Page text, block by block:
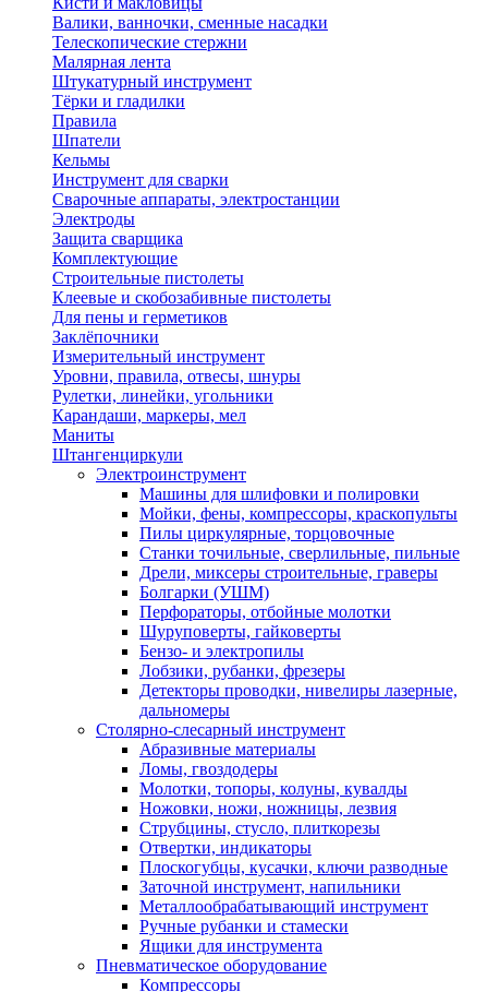
Валики, ванночки, сменные насадки
Телескопические стержни
Малярная лента
Штукатурный инструмент
Тёрки и гладилки
Правила
Шпатели
Кельмы
Инструмент для сварки
Сварочные аппараты, электростанции
Электроды
Защита сварщика
Комплектующие
Строительные пистолеты
Клеевые и скобозабивные пистолеты
Для пены и герметиков
Заклёпочники
Измерительный инструмент
Уровни, правила, отвесы, шнуры
Рулетки, линейки, угольники
Карандаши, маркеры, мел
Маниты
Штангенциркули
Электроинструмент
Машины для шлифовки и полировки
Мойки, фены, компрессоры, краскопульты
Пилы циркулярные, торцовочные
Станки точильные, сверлильные, пильные
Дрели, миксеры строительные, граверы
Болгарки (УШМ)
Перфораторы, отбойные молотки
Шуруповерты, гайковерты
Бензо- и электропилы
Лобзики, рубанки, фрезеры
Детекторы проводки, нивелиры лазерные,
дальномеры
Столярно-слесарный инструмент
Абразивные материалы
Ломы, гвоздодеры
Молотки, топоры, колуны, кувалды
Ножовки, ножи, ножницы, лезвия
Струбцины, стусло, плиткорезы
Отвертки, индикаторы
Плоскогубцы, кусачки, ключи разводные
Заточной инструмент, напильники
Металлообрабатывающий инструмент
Ручные рубанки и стамески
Ящики для инструмента
Пневматическое оборудование
Компрессоры